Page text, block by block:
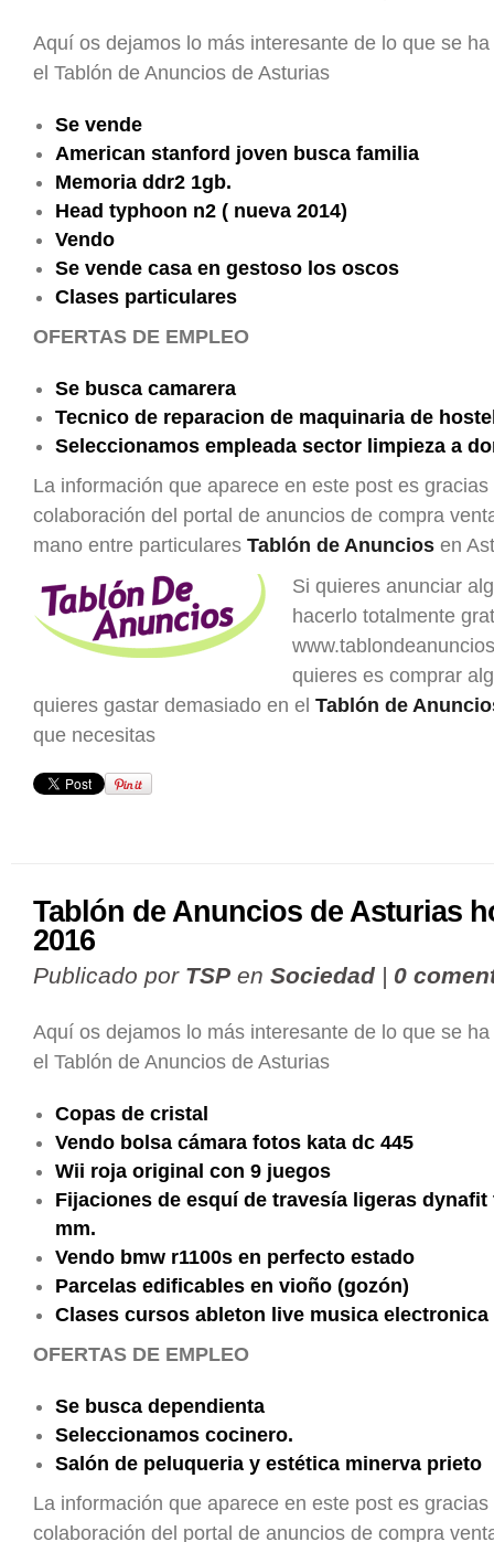
Aquí os dejamos lo más interesante de lo que se
el Tablón de Anuncios de Asturias
Se vende
American stanford joven busca familia
Memoria ddr2 1gb.
Head typhoon n2 ( nueva 2014)
Vendo
Se vende casa en gestoso los oscos
Clases particulares
OFERTAS DE EMPLEO
Se busca camarera
Tecnico de reparacion de maquinaria de
Seleccionamos empleada sector limpieza a
La información que aparece en este post es gracias
colaboración del portal de anuncios de compra
mano entre particulares Tablón de Anuncios en
Si quieres anunciar
hacerlo totalmente
quieres es comprar
quieres gastar demasiado en el Tablón de
que necesitas
Tablón de Anuncios de Asturias
2016
Publicado por TSP en Sociedad | 0
Aquí os dejamos lo más interesante de lo que se
el Tablón de Anuncios de Asturias
Copas de cristal
Vendo bolsa cámara fotos kata dc 445
Wii roja original con 9 juegos
Fijaciones de esquí de travesía ligeras
mm.
Vendo bmw r1100s en perfecto estado
Parcelas edificables en vioño (gozón)
Clases cursos ableton live musica electronica
OFERTAS DE EMPLEO
Se busca dependienta
Seleccionamos cocinero.
Salón de peluqueria y estética minerva prieto
La información que aparece en este post es gracias
colaboración del portal de anuncios de compra